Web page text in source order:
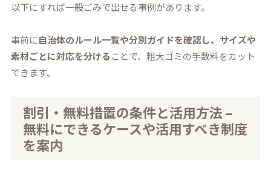
以下にすれば一般ごみで出せる事例があります。
事前に自治体のルール一覧や分別ガイドを確認し、サイズや
素材ごとに対応を分ける ことで、粗大ゴミの手数料をカット
できます。
割引・無料措置の条件と活用方法 –
無料にできるケースや活用すべき制度
を案内